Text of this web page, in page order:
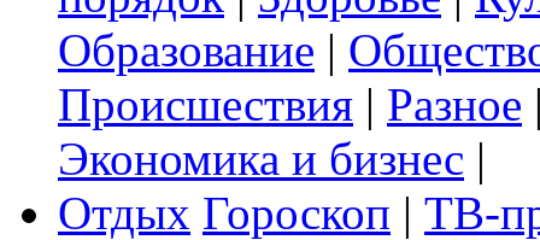
Образование |
Происшествия | Разное
Экономика и бизнес |
Отдых Гороскоп | ТВ-